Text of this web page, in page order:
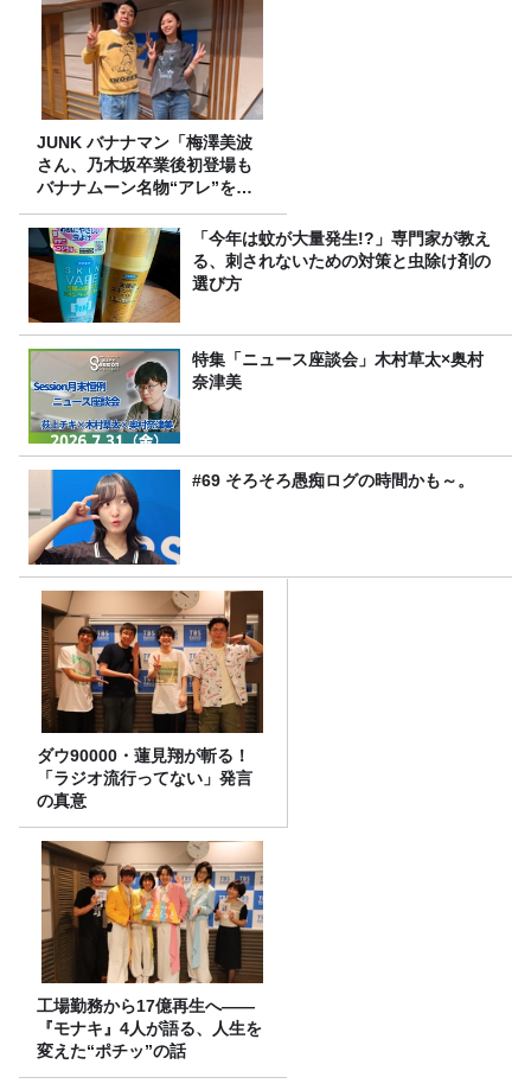
JUNK バナナマン「梅澤美波
さん、乃木坂卒業後初登場も
バナナムーン名物“アレ”を喰
らう」
「今年は蚊が大量発生!?」専門家が教え
る、刺されないための対策と虫除け剤の
選び方
特集「ニュース座談会」木村草太×奥村
奈津美
#69 そろそろ愚痴ログの時間かも～。
ダウ90000・蓮見翔が斬る！
「ラジオ流行ってない」発言
の真意
工場勤務から17億再生へ——
『モナキ』4人が語る、人生を
変えた“ポチッ”の話